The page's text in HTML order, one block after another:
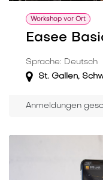
Workshop vor Ort
Easee
Sprache: Deutsch
St. Gallen,
Anmeldungen